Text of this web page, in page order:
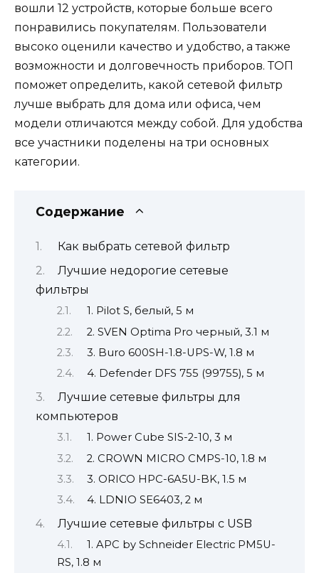
вошли 12 устройств, которые больше всего
понравились покупателям. Пользователи
высоко оценили качество и удобство, а также
возможности и долговечность приборов. ТОП
поможет определить, какой сетевой фильтр
лучше выбрать для дома или офиса, чем
модели отличаются между собой. Для удобства
все участники поделены на три основных
категории.
Содержание
Как выбрать сетевой фильтр
Лучшие недорогие сетевые
фильтры
1. Pilot S, белый, 5 м
2. SVEN Optima Pro черный, 3.1 м
3. Buro 600SH-1.8-UPS-W, 1.8 м
4. Defender DFS 755 (99755), 5 м
Лучшие сетевые фильтры для
компьютеров
1. Power Cube SIS-2-10, 3 м
2. CROWN MICRO CMPS-10, 1.8 м
3. ORICO HPC-6A5U-BK, 1.5 м
4. LDNIO SE6403, 2 м
Лучшие сетевые фильтры с USB
1. APC by Schneider Electric PM5U-
RS, 1.8 м